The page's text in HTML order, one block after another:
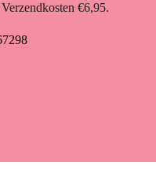
€6,95.